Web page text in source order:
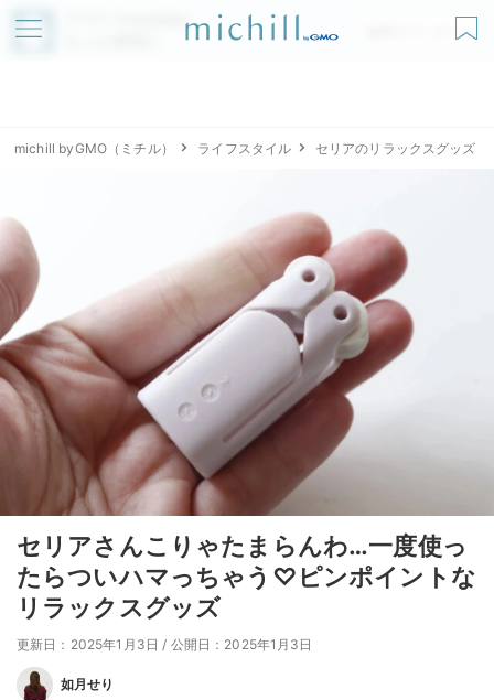
アプリでmichillが
無料ダウンロード
michill byGMO（ミチル） ライフスタイル セリアのリラックスグッズ
セリアさんこりゃたまらんわ…一度使っ
たらついハマっちゃう♡ピンポイントな
リラックスグッズ
更新日：2025年1月3日 / 公開日：2025年1月3日
如月せり